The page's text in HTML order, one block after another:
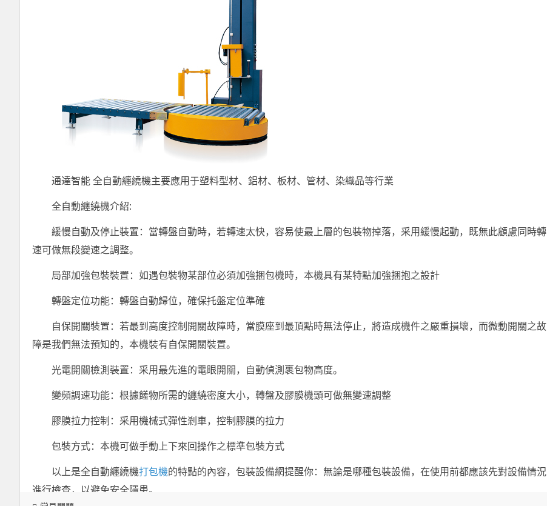
通達智能 全自動纏繞機主要應用于塑料型材、鋁材、板材、管材、染織品等行業
全自動纏繞機介紹:
緩慢自動及停止裝置：當轉盤自動時，若轉速太快，容易使最上層的包裝物掉落，采用緩慢起動，既無此顧慮同時轉
速可做無段變速之調整。
局部加強包裝裝置：如遇包裝物某部位必須加強捆包機時，本機具有某特點加強捆抱之設計
轉盤定位功能：轉盤自動歸位，確保托盤定位準確
自保開關裝置：若最到高度控制開關故障時，當膜座到最頂點時無法停止，將造成機件之嚴重損壞，而微動開關之故
障是我們無法預知的，本機裝有自保開關裝置。
光電開關檢測裝置：采用最先進的電眼開關，自動偵測裹包物高度。
變頻調速功能：根據饈物所需的纏繞密度大小，轉盤及膠膜機頭可做無變速調整
膠膜拉力控制：采用機械式彈性剎車，控制膠膜的拉力
包裝方式：本機可做手動上下來回操作之標準包裝方式
以上是全自動纏繞機打包機的特點的內容，包裝設備網提醒你：無論是哪種包裝設備，在使用前都應該先對設備情況
進行檢查，以避免安全隱患。